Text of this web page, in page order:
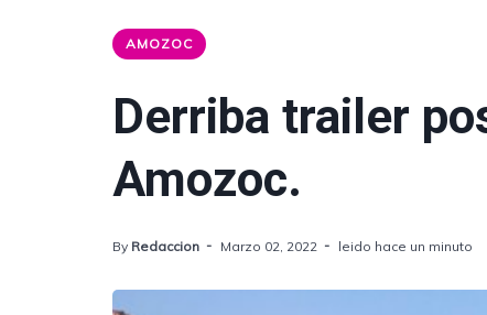
AMOZOC
Derriba trailer
Amozoc.
By Redaccion Marzo 02, 2022 leido hace un minuto